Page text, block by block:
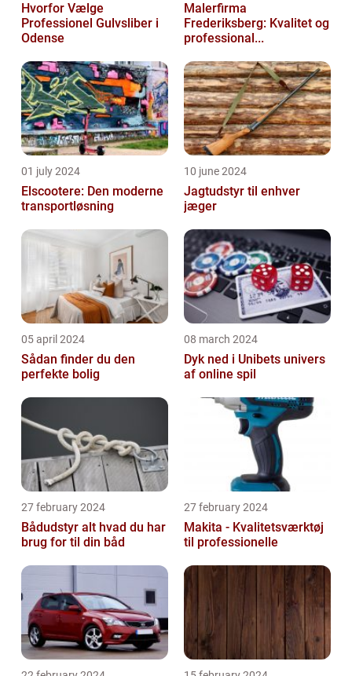
Hvorfor Vælge
Professionel Gulvsliber i
Odense
Malerfirma
Frederiksberg: Kvalitet og
professional...
01 july 2024
Elscootere: Den moderne
transportløsning
10 june 2024
Jagtudstyr til enhver
jæger
05 april 2024
Sådan finder du den
perfekte bolig
08 march 2024
Dyk ned i Unibets univers
af online spil
27 february 2024
Bådudstyr alt hvad du har
brug for til din båd
27 february 2024
Makita - Kvalitetsværktøj
til professionelle